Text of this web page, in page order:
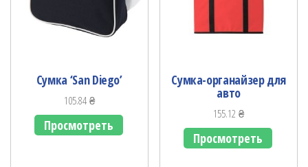
Сумка ‘San Diego’
105.84₴
Просмотреть
Сумка-органайзер для
авто
155.12₴
Просмотреть